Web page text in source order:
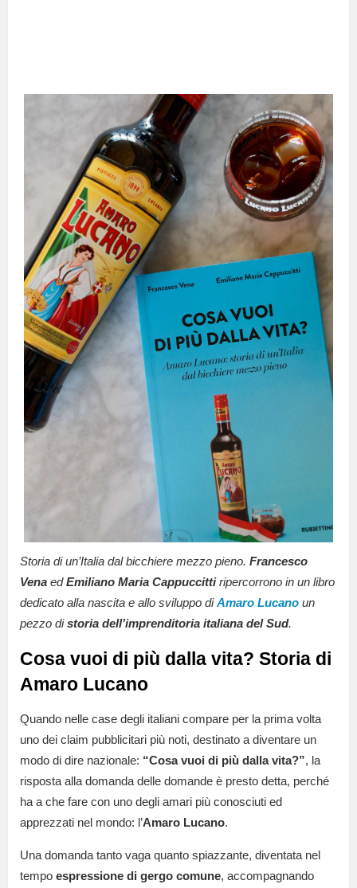
Storia di un’Italia dal bicchiere mezzo pieno. Francesco
Vena edEmiliano Maria Cappuccittiripercorrono in un libro
dedicato alla nascita e allo sviluppo diAmaro Lucano un
pezzo distoria dell’imprenditoria italiana del Sud.
Cosa vuoi di più dalla vita? Storia di
Amaro Lucano
Quando nelle case degli italiani compare per la prima volta
uno dei claim pubblicitari più noti, destinato a diventare un
modo di dire nazionale: “Cosa vuoi di più dalla vita?”, la
risposta alla domanda delle domande è presto detta, perché
ha a che fare con uno degli amari più conosciuti ed
apprezzati nel mondo: l’Amaro Lucano.
Una domanda tanto vaga quanto spiazzante, diventata nel
tempo espressione di gergo comune, accompagnando